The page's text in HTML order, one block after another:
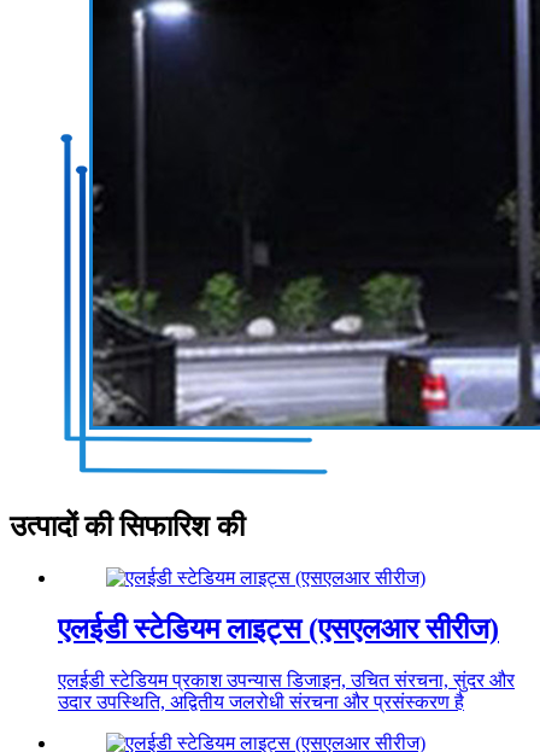
उत्पादों की सिफारिश की
एलईडी स्टेडियम लाइट्स (एसएलआर सीरीज)
एलईडी स्टेडियम प्रकाश उपन्यास डिजाइन, उचित संरचना, सुंदर और
उदार उपस्थिति, अद्वितीय जलरोधी संरचना और प्रसंस्करण है